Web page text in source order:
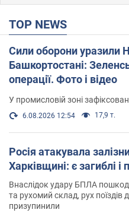
TOP NEWS
Сили оборони уразили
Башкортостані:
операції. Фото і відео
У промисловій зоні
6.08.2026 12:54 17,9 т.
Росія атакувала
Харківщині: є загиблі і
Внаслідок удару БПЛА
та рухомий склад, рух поїздів
призупинили